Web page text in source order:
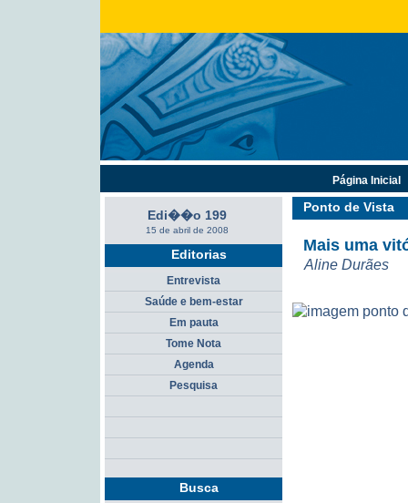
Ponto de Vista
Mais uma
Aline Durães
Edi��o 199
15 de abril de 2008
Editorias
Entrevista
Saúde e bem-estar
Em pauta
Tome Nota
Agenda
Pesquisa
Busca
Página Inicial